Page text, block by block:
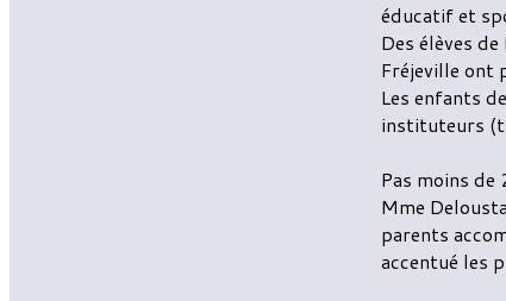
éducatif et
Des élèves
Fréjeville ont
Les enfants
instituteurs
Pas moins
Mme
parents
accentué les